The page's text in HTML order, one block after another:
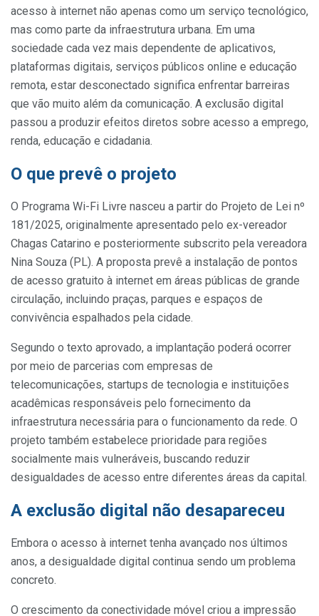
acesso à internet não apenas como um serviço tecnológico,
mas como parte da infraestrutura urbana. Em uma
sociedade cada vez mais dependente de aplicativos,
plataformas digitais, serviços públicos online e educação
remota, estar desconectado significa enfrentar barreiras
que vão muito além da comunicação. A exclusão digital
passou a produzir efeitos diretos sobre acesso a emprego,
renda, educação e cidadania.
O que prevê o projeto
O Programa Wi-Fi Livre nasceu a partir do Projeto de Lei nº
181/2025, originalmente apresentado pelo ex-vereador
Chagas Catarino e posteriormente subscrito pela vereadora
Nina Souza (PL). A proposta prevê a instalação de pontos
de acesso gratuito à internet em áreas públicas de grande
circulação, incluindo praças, parques e espaços de
convivência espalhados pela cidade.
Segundo o texto aprovado, a implantação poderá ocorrer
por meio de parcerias com empresas de
telecomunicações, startups de tecnologia e instituições
acadêmicas responsáveis pelo fornecimento da
infraestrutura necessária para o funcionamento da rede. O
projeto também estabelece prioridade para regiões
socialmente mais vulneráveis, buscando reduzir
desigualdades de acesso entre diferentes áreas da capital.
A exclusão digital não desapareceu
Embora o acesso à internet tenha avançado nos últimos
anos, a desigualdade digital continua sendo um problema
concreto.
O crescimento da conectividade móvel criou a impressão